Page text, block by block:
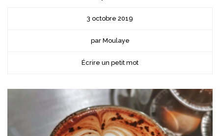
3 octobre 2019
par Moulaye
Écrire un petit mot